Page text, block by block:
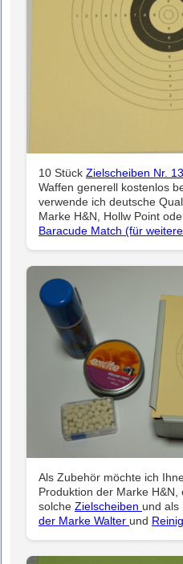
10 Stück Zielscheiben Nr.
Waffen generell kostenlos
verwende ich deutsche
Marke H&N, Hollw Point
Baracude Match (für
Als Zubehör möchte ich
Produktion der Marke H&N,
solche Zielscheiben und als
der Marke Walter und